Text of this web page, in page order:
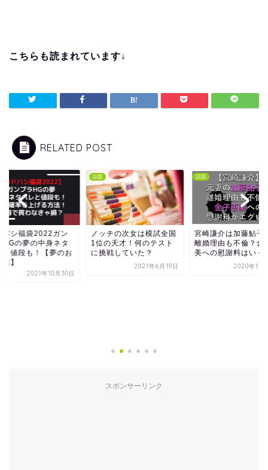
こちらも読まれています↓
RELATED POST
チの次女は模試全国
天才！何のテスト
戦していた？
話題
宮崎謙介は加藤鮎子との
離婚理由も不倫？金子恵
美への慰謝料はいくら？
2020年11月28日
話題
資さんうどん迷惑行
犯人特定？名前や学
は？動画や顔がイラ
スポンサーリンク